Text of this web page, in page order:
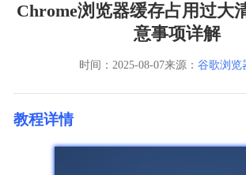
Chrome浏览器缓存占用过大
意事项详解
时间： 2025-08-07来源： 谷歌浏览
教程详情